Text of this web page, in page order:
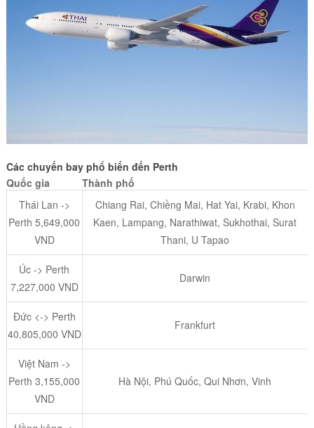
Các chuyến bay phổ biến đến Perth
Quốc gia
Thành phố
Thái Lan ->
Perth 5,649,000
VND
Chiang Rai, Chiềng Mai, Hat Yai, Krabi, Khon
Kaen, Lampang, Narathiwat, Sukhothai, Surat
Thani, U Tapao
Úc -> Perth
7,227,000 VND
Darwin
Đức <-> Perth
40,805,000 VND
Frankfurt
Việt Nam ->
Perth 3,155,000
VND
Hà Nội, Phú Quốc, Qui Nhơn, Vinh